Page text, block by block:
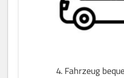
4. Fahrzeug